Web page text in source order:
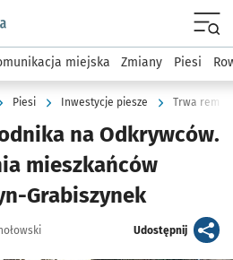
podserwis: Komunikacja
miejska Zmiany Piesi
Piesi Inwestycje piesze Trwa
na Odkrywców.
mieszkańców
Grabiszynek
Udostępnijartykuł